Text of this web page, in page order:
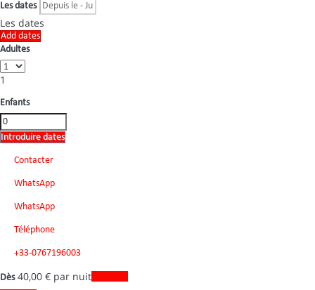
Les dates
Les dates
Add dates
Adultes
1
Enfants
Introduire dates
Contacter
WhatsApp
WhatsApp
Téléphone
+33-0767196003
Dès40,00 € par nuit